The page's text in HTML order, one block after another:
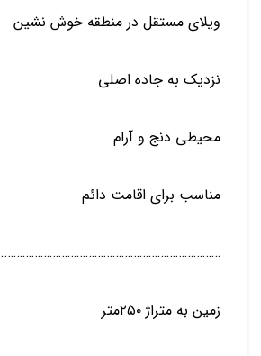
ویلای مستقل در منطقه خوش نشین
نزدیک به جاده اصلی
محیطی دنج و آرام
مناسب برای اقامت دائم
……………………………………………………………….
️زمین به متراژ ۲۵۰متر